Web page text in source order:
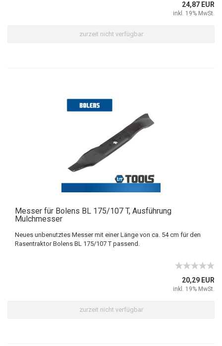
24,87 EUR
inkl. 19% MwSt.
zurzeit nicht verfügbar
Messer für Bolens BL 175/107 T, Ausführung
Mulchmesser
Neues unbenutztes Messer mit einer Länge von ca. 54 cm für den
Rasentraktor Bolens BL 175/107 T passend.
20,29 EUR
inkl. 19% MwSt.
zurzeit nicht verfügbar